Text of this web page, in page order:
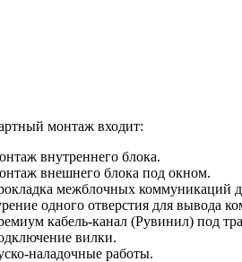
монтаж входит:
внутреннего блока.
внешнего блока под окном.
межблочных коммуникаций
одного отверстия для вывода
кабель-канал (Рувинил) под
вилки.
наладочные работы.